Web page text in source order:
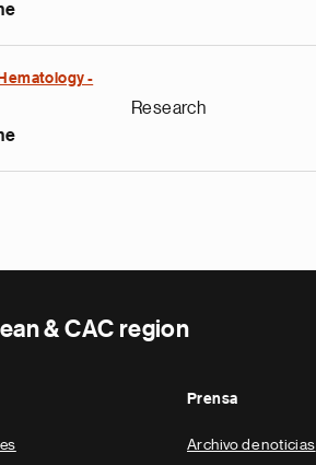
-
Research
& CAC region
Prensa
Archivo de noticias